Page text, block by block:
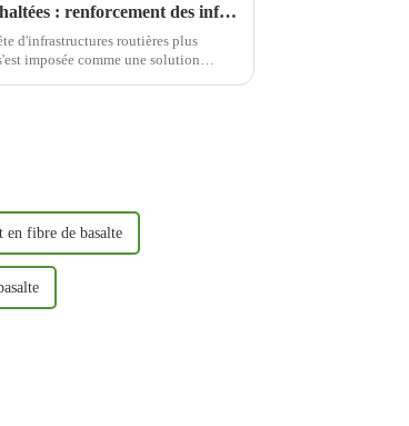
Fibres de basalte hachées pour routes asphaltées : renforcement des infrastructures
d'infrastructures routières plus
imposée comme une solution
en fibre de basalte